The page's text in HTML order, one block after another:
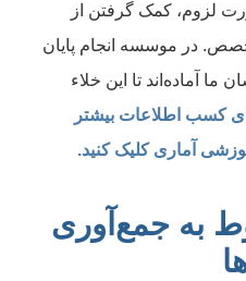
لزوم، کمک گرفتن از
در موسسه انجام پایان
ما آماده‌اند تا این خلاء
کسب اطلاعات بیشتر
آماری کلیک کنید.
به جمع‌آوری